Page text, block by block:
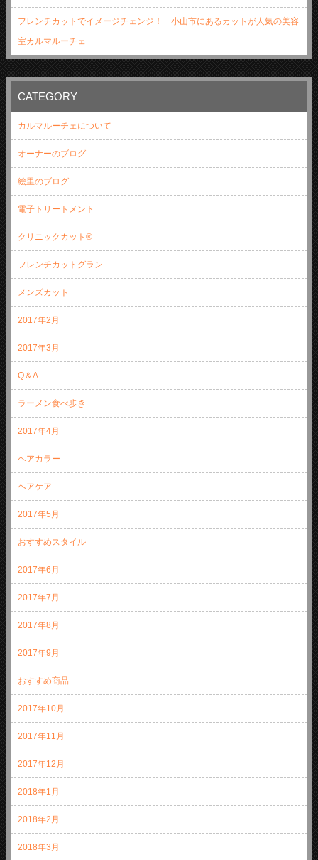
フレンチカットでイメージチェンジ！ 小山市にあるカットが人気の美容
室カルマルーチェ
CATEGORY
カルマルーチェについて
オーナーのブログ
絵里のブログ
電子トリートメント
クリニックカット®
フレンチカットグラン
メンズカット
2017年2月
2017年3月
Q＆A
ラーメン食べ歩き
2017年4月
ヘアカラー
ヘアケア
2017年5月
おすすめスタイル
2017年6月
2017年7月
2017年8月
2017年9月
おすすめ商品
2017年10月
2017年11月
2017年12月
2018年1月
2018年2月
2018年3月